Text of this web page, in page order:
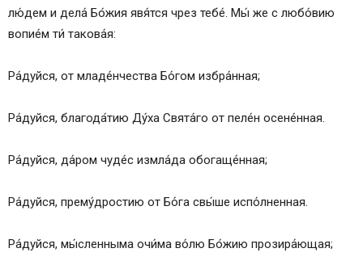
лю́дем и дела́ Бо́жия явя́тся чрез тебе́. Мы́ же с любо́вию
вопие́м ти́ такова́я:
Ра́дуйся, от младе́нчества Бо́гом избра́нная;
Ра́дуйся, благода́тию Ду́ха Свята́го от пеле́н осене́нная.
Ра́дуйся, да́ром чуде́с измла́да обогаще́нная;
Ра́дуйся, прему́дростию от Бо́га свы́ше испо́лненная.
Ра́дуйся, мы́сленныма очи́ма во́лю Бо́жию прозира́ющая;